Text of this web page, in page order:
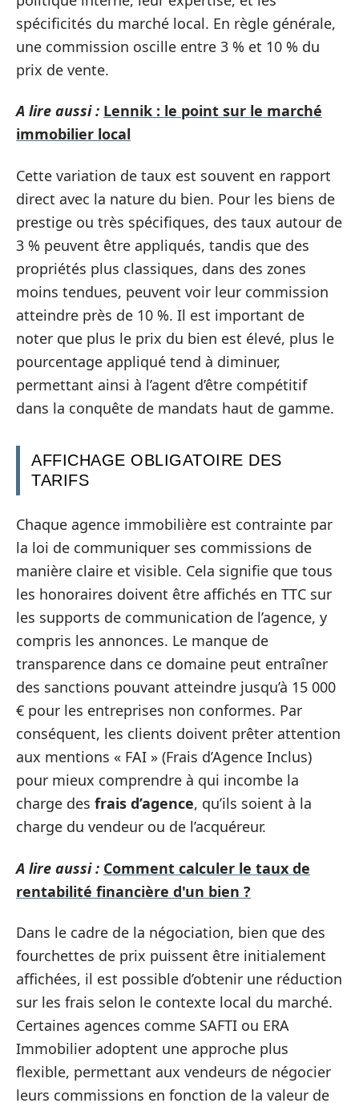
spécificités du marché local. En règle générale,
une commission oscille entre 3 % et 10 % du
prix de vente.
A lire aussi : Lennik : le point sur le marché
immobilier local
Cette variation de taux est souvent en rapport
direct avec la nature du bien. Pour les biens de
prestige ou très spécifiques, des taux autour de
3 % peuvent être appliqués, tandis que des
propriétés plus classiques, dans des zones
moins tendues, peuvent voir leur commission
atteindre près de 10 %. Il est important de
noter que plus le prix du bien est élevé, plus le
pourcentage appliqué tend à diminuer,
permettant ainsi à l’agent d’être compétitif
dans la conquête de mandats haut de gamme.
AFFICHAGE OBLIGATOIRE DES
TARIFS
Chaque agence immobilière est contrainte par
la loi de communiquer ses commissions de
manière claire et visible. Cela signifie que tous
les honoraires doivent être affichés en TTC sur
les supports de communication de l’agence, y
compris les annonces. Le manque de
transparence dans ce domaine peut entraîner
des sanctions pouvant atteindre jusqu’à 15 000
€ pour les entreprises non conformes. Par
conséquent, les clients doivent prêter attention
aux mentions « FAI » (Frais d’Agence Inclus)
pour mieux comprendre à qui incombe la
charge des frais d’agence, qu’ils soient à la
charge du vendeur ou de l’acquéreur.
A lire aussi : Comment calculer le taux de
rentabilité financière d'un bien ?
Dans le cadre de la négociation, bien que des
fourchettes de prix puissent être initialement
affichées, il est possible d’obtenir une réduction
sur les frais selon le contexte local du marché.
Certaines agences comme SAFTI ou ERA
Immobilier adoptent une approche plus
flexible, permettant aux vendeurs de négocier
leurs commissions en fonction de la valeur de